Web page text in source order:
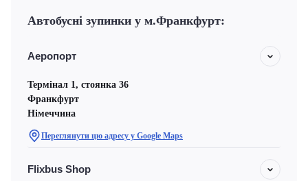
Автобусні зупинки у м.Франкфурт:
Аеропорт
Термінал 1, стоянка 36
Франкфурт
Німеччина
Переглянути цю адресу у Google Maps
Flixbus Shop